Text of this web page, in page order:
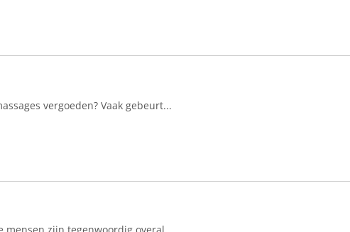
vergoeden? Vaak gebeurt...
mensen zijn tegenwoordig overal...